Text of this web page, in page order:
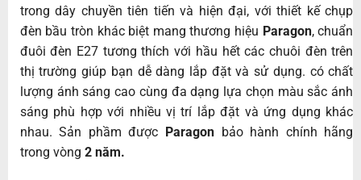
trong dây chuyền tiên tiến và hiện đại, với thiết kế chụp
đèn bầu tròn khác biệt mang thương hiệu Paragon, chuẩn
đuôi đèn E27 tương thích với hầu hết các chuôi đèn trên
thị trường giúp bạn dễ dàng lắp đặt và sử dụng. có chất
lượng ánh sáng cao cùng đa dạng lựa chọn màu sắc ánh
sáng phù hợp với nhiều vị trí lắp đặt và ứng dụng khác
nhau. Sản phầm được Paragon bảo hành chính hãng
trong vòng 2 năm.